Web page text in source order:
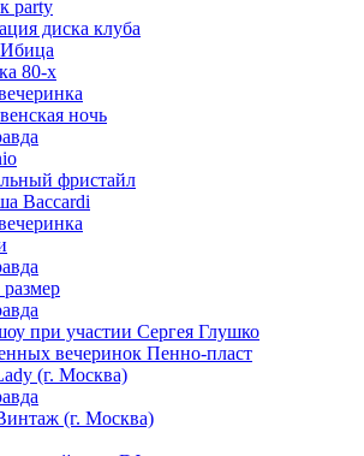
party
диска клуба
Ибица
80-х
ночь
фристайл
Baccardi
при участии Сергея Глушко
вечеринок Пенно-пласт
(г. Москва)
(г. Москва)